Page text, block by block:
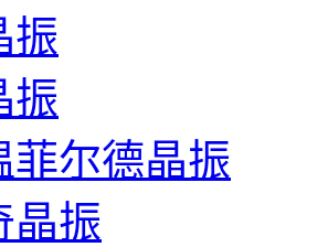
振
振
菲尔德晶振
晶振